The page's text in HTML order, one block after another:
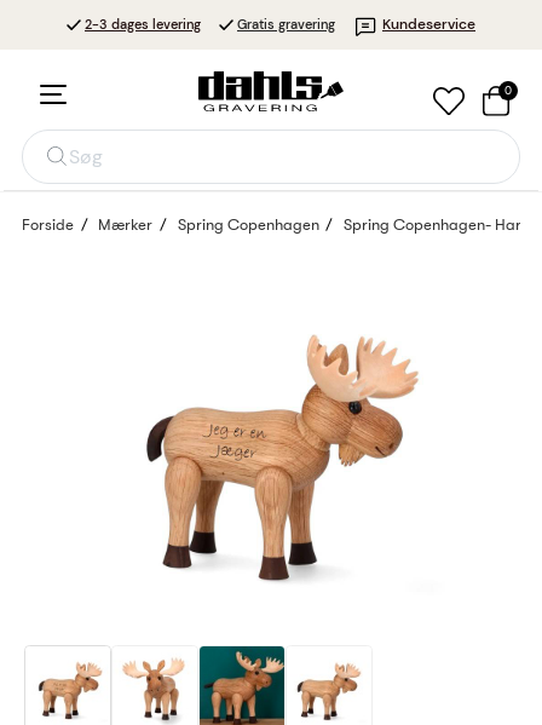
2-3 dages levering Gratis gravering Kundeservice
Søg
0
Forside Mærker Spring Copenhagen Spring Copenhagen-